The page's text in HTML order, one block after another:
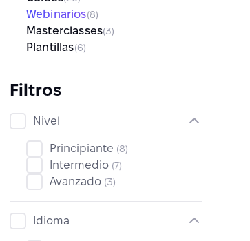
Webinarios(8)
Masterclasses(3)
Plantillas(6)
Filtros
Nivel
Principiante (8)
Intermedio (7)
Avanzado (3)
Idioma